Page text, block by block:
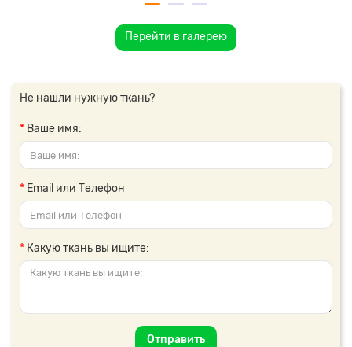
Перейти в галерею
Не нашли нужную ткань?
Ваше имя:
Email или Телефон
Какую ткань вы ищите:
Отправить